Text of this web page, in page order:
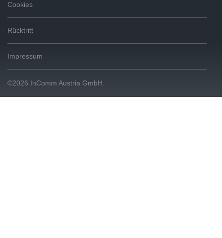
Cookies
Rücktritt
Impressum
©2026 InComm Austria GmbH.